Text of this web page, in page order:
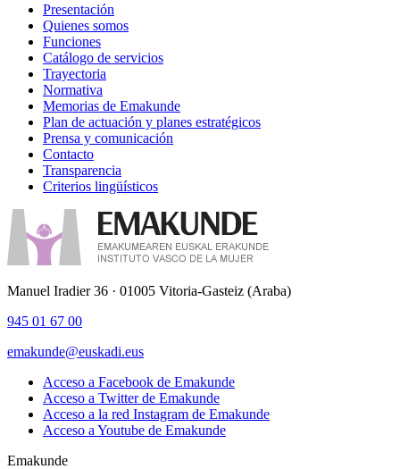
Presentación
Quienes somos
Funciones
Catálogo de servicios
Trayectoria
Normativa
Memorias de Emakunde
Plan de actuación y planes estratégicos
Prensa y comunicación
Contacto
Transparencia
Criterios lingüísticos
Manuel Iradier 36 · 01005 Vitoria-Gasteiz (Araba)
945 01 67 00
emakunde@euskadi.eus
Acceso a Facebook de Emakunde
Acceso a Twitter de Emakunde
Acceso a la red Instagram de Emakunde
Acceso a Youtube de Emakunde
Emakunde